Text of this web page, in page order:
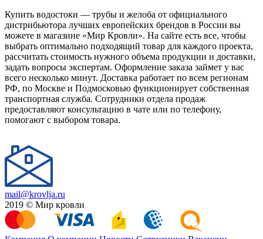
Купить водостоки — трубы и желоба от официального
дистрибьютора лучших европейских брендов в России вы
можете в магазине «Мир Кровли». На сайте есть все, чтобы
выбрать оптимально подходящий товар для каждого проекта,
рассчитать стоимость нужного объема продукции и доставки,
задать вопросы экспертам. Оформление заказа займет у вас
всего несколько минут. Доставка работает по всем регионам
РФ, по Москве и Подмосковью функционирует собственная
транспортная служба. Сотрудники отдела продаж
предоставляют консультацию в чате или по телефону,
помогают с выбором товара.
mail@krovlja.ru
2019 © Мир кровли